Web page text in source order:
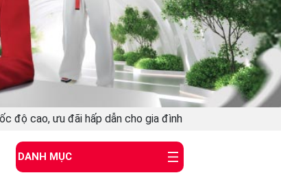
độ cao, ưu đãi hấp dẫn cho gia đình
DANH MỤC